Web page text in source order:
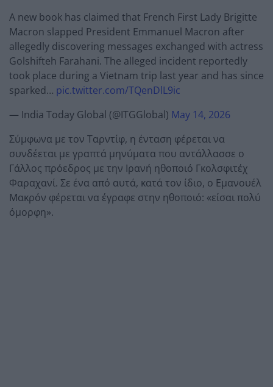
A new book has claimed that French First Lady Brigitte
Macron slapped President Emmanuel Macron after
allegedly discovering messages exchanged with actress
Golshifteh Farahani. The alleged incident reportedly
took place during a Vietnam trip last year and has since
sparked… pic.twitter.com/TQenDlL9ic
— India Today Global (@ITGGlobal) May 14, 2026
Σύμφωνα με τον Ταρντίφ, η ένταση φέρεται να
συνδέεται με γραπτά μηνύματα που αντάλλασσε ο
Γάλλος πρόεδρος με την Ιρανή ηθοποιό Γκολσφιτέχ
Φαραχανί. Σε ένα από αυτά, κατά τον ίδιο, ο Εμανουέλ
Μακρόν φέρεται να έγραφε στην ηθοποιό: «είσαι πολύ
όμορφη».